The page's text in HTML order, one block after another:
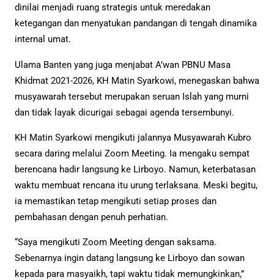
dinilai menjadi ruang strategis untuk meredakan
ketegangan dan menyatukan pandangan di tengah dinamika
internal umat.
Ulama Banten yang juga menjabat A’wan PBNU Masa
Khidmat 2021-2026, KH Matin Syarkowi, menegaskan bahwa
musyawarah tersebut merupakan seruan Islah yang murni
dan tidak layak dicurigai sebagai agenda tersembunyi.
KH Matin Syarkowi mengikuti jalannya Musyawarah Kubro
secara daring melalui Zoom Meeting. Ia mengaku sempat
berencana hadir langsung ke Lirboyo. Namun, keterbatasan
waktu membuat rencana itu urung terlaksana. Meski begitu,
ia memastikan tetap mengikuti setiap proses dan
pembahasan dengan penuh perhatian.
“Saya mengikuti Zoom Meeting dengan saksama.
Sebenarnya ingin datang langsung ke Lirboyo dan sowan
kepada para masyaikh, tapi waktu tidak memungkinkan,”